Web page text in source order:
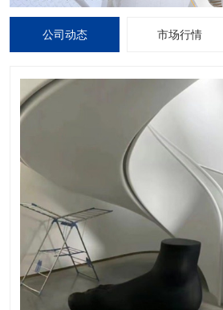
公司动态 市场行情